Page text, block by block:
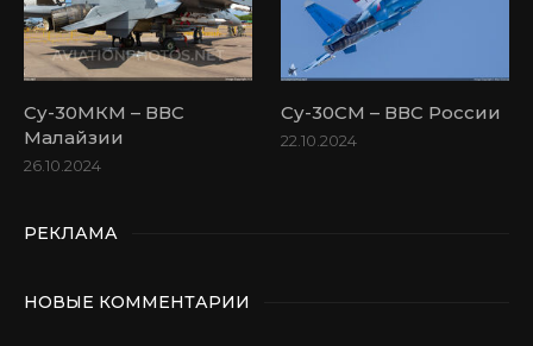
Су-30МКМ – ВВС
Малайзии
26.10.2024
Су-30СМ – ВВС России
22.10.2024
РЕКЛАМА
НОВЫЕ КОММЕНТАРИИ